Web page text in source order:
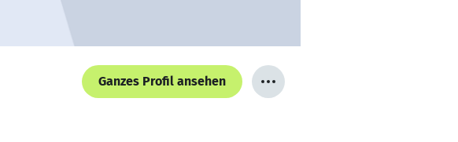
Ganzes Profil ansehen